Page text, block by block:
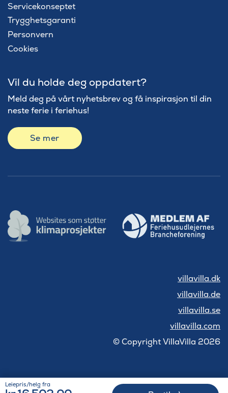
Servicekonseptet
Trygghetsgaranti
Personvern
Cookies
Vil du holde deg oppdatert?
Meld deg på vårt nyhetsbrev og få inspirasjon til din
neste ferie i feriehus!
Se mer
villavilla.dk
villavilla.de
villavilla.se
villavilla.com
© Copyright VillaVilla 2026
Leiepris/helg fra